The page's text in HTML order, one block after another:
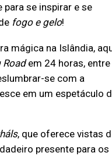
se inspirar e se
fogo e gelo!
mágica na Islândia,
Roadem 24 horas, entre
se com a
em um espetáculo
, que oferece vistas
presente para os